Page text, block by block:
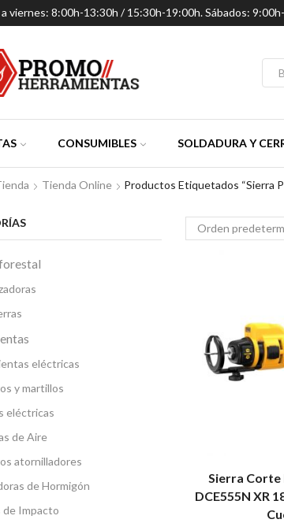
viernes: 8:00h-13:30h / 15:30h-19:00h. Sábados:
CONSUMIBLES SOLDADURA Y
Tienda Online Productos Etiquetados “sierra
Sierra Corte
DCE555N XR
eléctricas
y martillos
eléctricas
de Aire
atornilladores
de Hormigón
de Impacto